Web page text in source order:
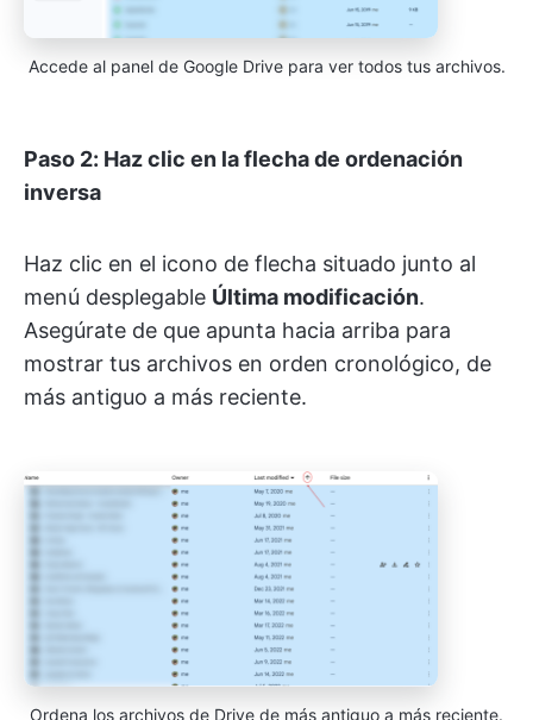
Accede al panel de Google Drive para ver todos tus archivos.
Paso 2: Haz clic en la flecha de ordenación
inversa
Haz clic en el icono de flecha situado junto al
menú desplegable Última modificación.
Asegúrate de que apunta hacia arriba para
mostrar tus archivos en orden cronológico, de
más antiguo a más reciente.
Ordena los archivos de Drive de más antiguo a más reciente.